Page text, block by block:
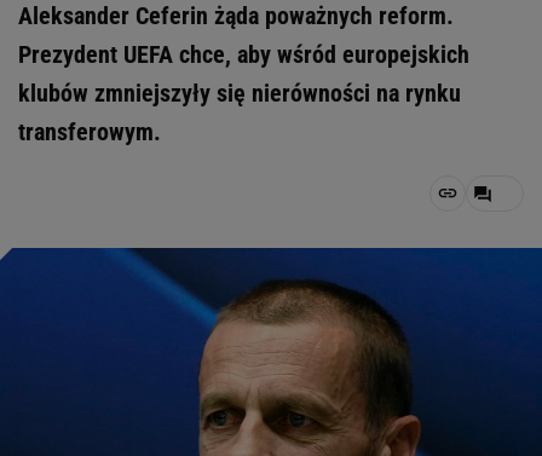
Aleksander Ceferin żąda poważnych reform.
Prezydent UEFA chce, aby wśród europejskich
klubów zmniejszyły się nierówności na rynku
transferowym.